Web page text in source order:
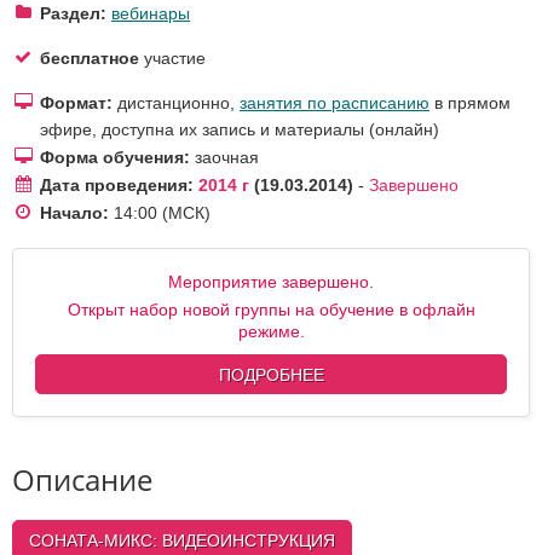
Раздел: вебинары
бесплатное участие
Формат: дистанционно, занятия по расписанию в прямом
эфире, доступна их запись и материалы (онлайн)
Форма обучения: заочная
Дата проведения: 2014 г 19.03.2014 - Завершено
Начало: 14:00 (МСК)
Мероприятие завершено.
Открыт набор новой группы на обучение в офлайн
режиме.
ПОДРОБНЕЕ
Описание
СОНАТА-МИКС: ВИДЕОИНСТРУКЦИЯ